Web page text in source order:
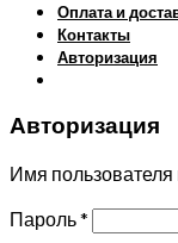
Оплата и
Контакты
Авторизация
Авторизация
Имя пользователя
Пароль*